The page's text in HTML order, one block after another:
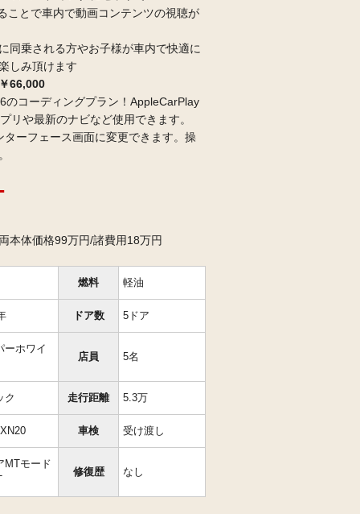
ことで車内で動画コンテンツの視聴が
同乗される方やお子様が車内で快適に
しみ頂けます
66,000
のコーディングプラン！AppleCarPlay
リや最新のナビなど使用できます。
ターフェース画面に変更できます。操
本体価格99万円/諸費用18万円
燃料 軽油
ドア数 5ドア
ーホワイ
店員 5名
ク 走行距離 5.3万
車検 受け渡し
MTモード
修復歴 なし